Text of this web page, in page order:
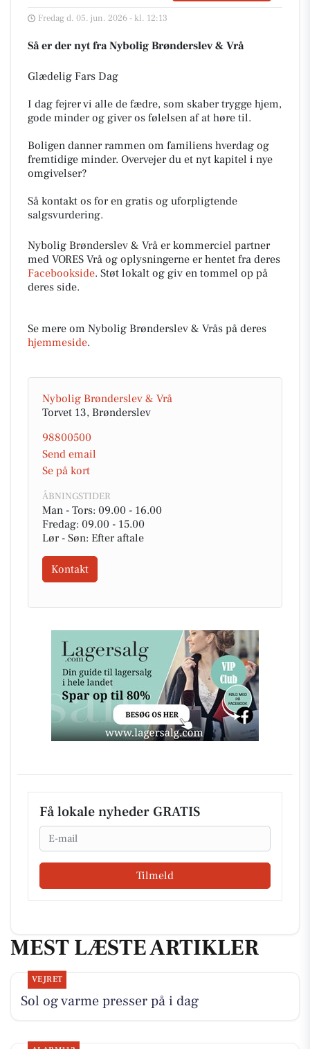
Fredag d. 05. jun. 2026 - kl. 12:13
Så er der nyt fra Nybolig Brønderslev & Vrå
Glædelig Fars Dag
I dag fejrer vi alle de fædre, som skaber trygge hjem,
gode minder og giver os følelsen af at høre til.
Boligen danner rammen om familiens hverdag og
fremtidige minder. Overvejer du et nyt kapitel i nye
omgivelser?
Så kontakt os for en gratis og uforpligtende
salgsvurdering.
Nybolig Brønderslev & Vrå er kommerciel partner
med VORES Vrå og oplysningerne er hentet fra deres
Facebookside. Støt lokalt og giv en tommel op på
deres side.
Se mere om Nybolig Brønderslev & Vrås på deres
hjemmeside.
Nybolig Brønderslev & Vrå
Torvet 13, Brønderslev
98800500
Send email
Se på kort
ÅBNINGSTIDER
Man - Tors: 09.00 - 16.00
Fredag: 09.00 - 15.00
Lør - Søn: Efter aftale
Kontakt
Få lokale nyheder GRATIS
Email
Tilmeld
MEST LÆSTE ARTIKLER
VEJRET
Sol og varme presser på i dag